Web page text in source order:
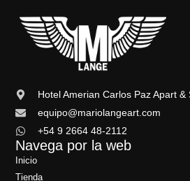
Hotel Amerian Carlos Paz Apart &
equipo@mariolangeart.com
+54 9 2664 48-2112
Navega por la web
Inicio
Tienda